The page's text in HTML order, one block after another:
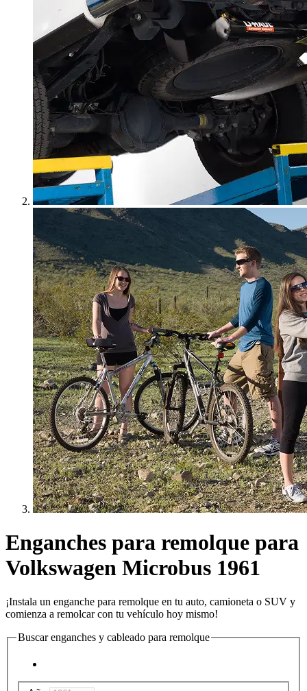
Enganches para remolque para
Volkswagen Microbus 1961
¡Instala un enganche para remolque en tu auto, camioneta o SUV y
comienza a remolcar con tu vehículo hoy mismo!
Buscar enganches y cableado para remolque